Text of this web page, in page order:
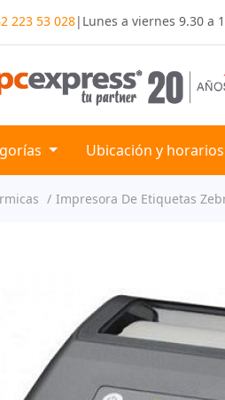
223 53 028| Lunes a viernes 9.30 a
Ubicación y horarios
Impresora De Etiquetas